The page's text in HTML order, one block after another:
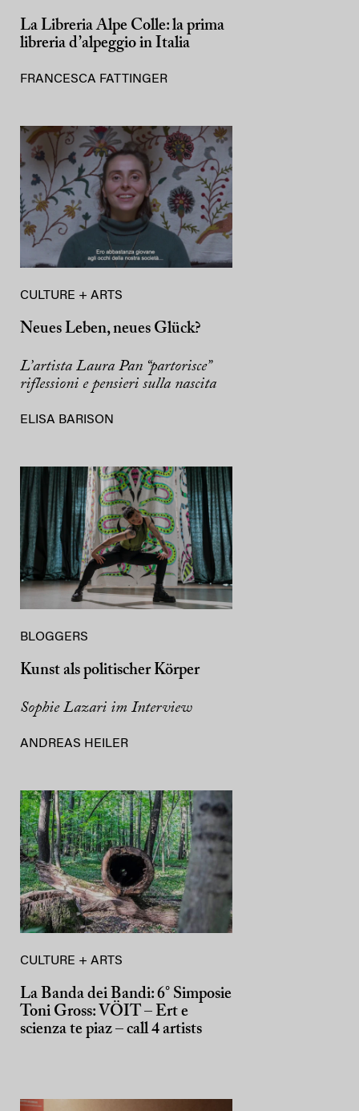
La Libreria Alpe Colle: la prima
libreria d’alpeggio in Italia
FRANCESCA FATTINGER
CULTURE + ARTS
Neues Leben, neues Glück?
L’artista Laura Pan “partorisce”
riflessioni e pensieri sulla nascita
ELISA BARISON
BLOGGERS
Kunst als politischer Körper
Sophie Lazari im Interview
ANDREAS HEILER
CULTURE + ARTS
La Banda dei Bandi: 6° Simposie
Toni Gross: VÖIT – Ert e
scienza te piaz – call 4 artists